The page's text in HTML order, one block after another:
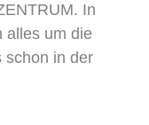
In
alles um die
schon in der